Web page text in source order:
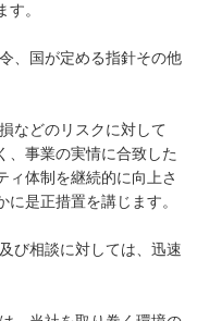
。
、国が定める指針その他
などのリスクに対して
、事業の実情に合致した
ィ体制を継続的に向上さ
是正措置を講じます。
び相談に対しては、迅速